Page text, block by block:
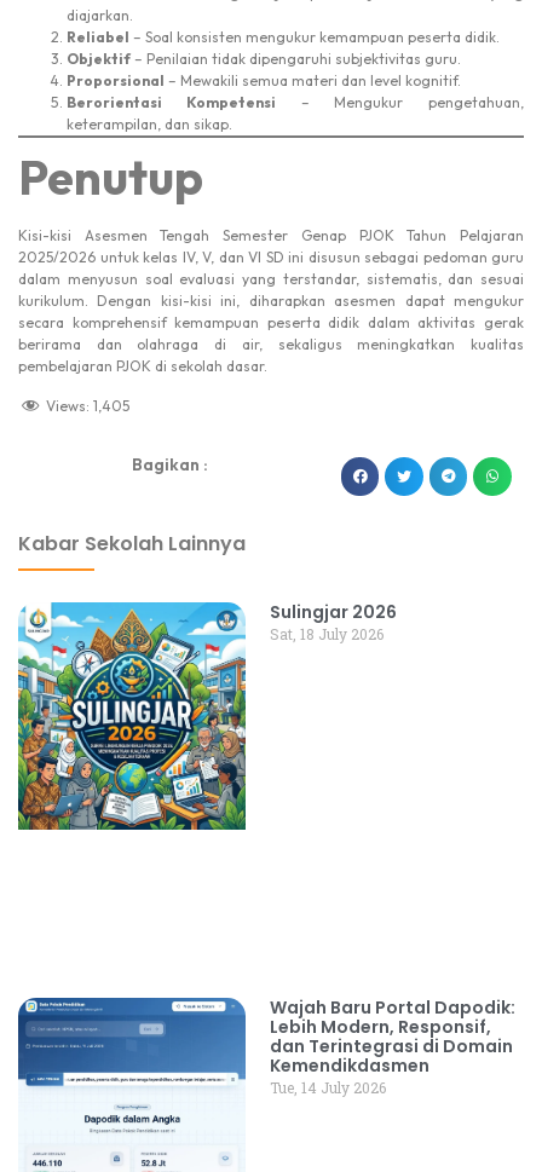
diajarkan.
Reliabel – Soal konsisten mengukur kemampuan peserta didik.
Objektif – Penilaian tidak dipengaruhi subjektivitas guru.
Proporsional – Mewakili semua materi dan level kognitif.
Berorientasi Kompetensi – Mengukur pengetahuan,
keterampilan, dan sikap.
Penutup
Kisi-kisi Asesmen Tengah Semester Genap PJOK Tahun Pelajaran
2025/2026 untuk kelas IV, V, dan VI SD ini disusun sebagai pedoman guru
dalam menyusun soal evaluasi yang terstandar, sistematis, dan sesuai
kurikulum. Dengan kisi-kisi ini, diharapkan asesmen dapat mengukur
secara komprehensif kemampuan peserta didik dalam aktivitas gerak
berirama dan olahraga di air, sekaligus meningkatkan kualitas
pembelajaran PJOK di sekolah dasar.
Views: 1,405
Bagikan :
Kabar Sekolah Lainnya
Sulingjar 2026
Sat, 18 July 2026
Wajah Baru Portal Dapodik:
Lebih Modern, Responsif,
dan Terintegrasi di Domain
Kemendikdasmen
Tue, 14 July 2026